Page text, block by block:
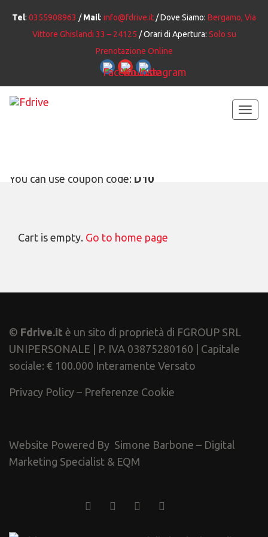
Tel: 0355908963 /Mail: info@fdrive.it / Dove Siamo: Bergamo, Via
Vittore Ghislandi 33 – 24125 / Orari di Apertura: Solo su
Prenotazione Online
You can use coupon code: D10
Cart is empty. Go to home page
© Fdrive.it è un sito di proprietà di FGROUP SRL
UNIPERSONALE | P. IVA 03875280160 | Capitale
sociale: € 100.000 Interamente Versato
Privacy Policy – Preferenze Cookie
Website Powered By Simone Barbone – Digital
Marketing Specialist & EQM